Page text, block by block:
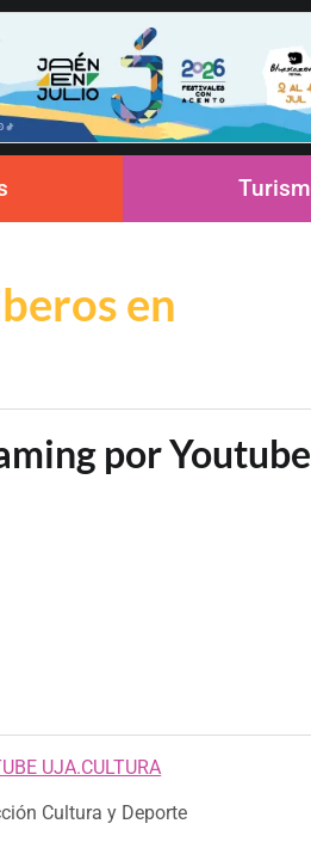
en
por Youtube
UJA.CULTURA
Cultura y Deporte